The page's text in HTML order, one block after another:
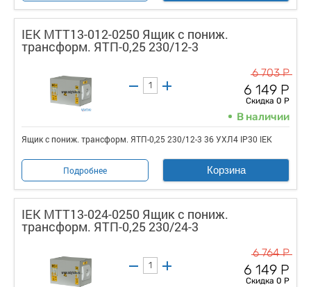
IEK MTT13-012-0250 Ящик с пониж.
трансформ. ЯТП-0,25 230/12-3
6 703 Р
6 149 Р
Скидка 0 Р
В наличии
Ящик с пониж. трансформ. ЯТП-0,25 230/12-3 36 УХЛ4 IP30 IEK
Подробнее Корзина
IEK MTT13-024-0250 Ящик с пониж.
трансформ. ЯТП-0,25 230/24-3
6 764 Р
6 149 Р
Скидка 0 Р